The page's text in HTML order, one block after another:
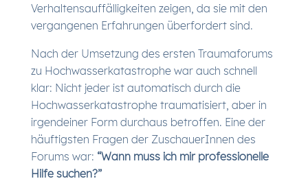
Verhaltensauffälligkeiten zeigen, da sie mit den
vergangenen Erfahrungen überfordert sind.
Nach der Umsetzung des ersten Traumaforums
zu Hochwasserkatastrophe war auch schnell
klar: Nicht jeder ist automatisch durch die
Hochwasserkatastrophe traumatisiert, aber in
irgendeiner Form durchaus betroffen. Eine der
häuftigsten Fragen der ZuschauerInnen des
Forums war: “Wann muss ich mir professionelle
Hilfe suchen?”